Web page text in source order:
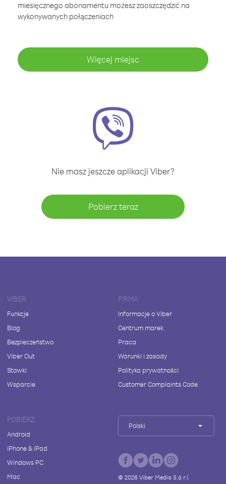
miesięcznego abonamentu możesz zaoszczędzić na
wykonywanych połączeniach
Więcej miejsc
Nie masz jeszcze aplikacji Viber?
Pobierz teraz
VIBER
Funkcje
Blog
Bezpieczeństwo
Viber Out
Stawki
Wsparcie
FIRMA
Informacje o Viber
Centrum marek
Praca
Warunki i zasady
Polityka prywatności
Customer Complaints Code
POBIERZ
Android
iPhone & iPad
Windows PC
Mac
Polski
© 2026Viber Media S.à r.l.